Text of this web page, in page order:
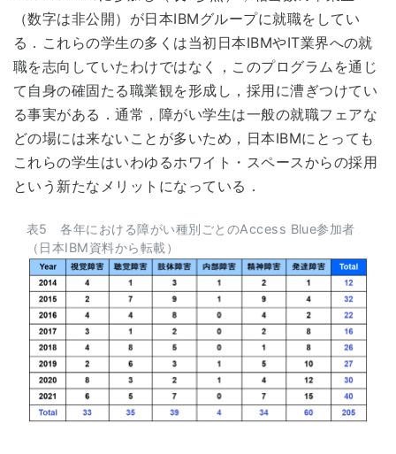
（数字は非公開）が日本IBMグループに就職をしてい
る．これらの学生の多くは当初日本IBMやIT業界への就
職を志向していたわけではなく，このプログラムを通じ
て自身の確固たる職業観を形成し，採用に漕ぎつけてい
る事実がある．通常，障がい学生は一般の就職フェアな
どの場には来ないことが多いため，日本IBMにとっても
これらの学生はいわゆるホワイト・スペースからの採用
という新たなメリットになっている．
表5 各年における障がい種別ごとのAccess Blue参加者
（日本IBM資料から転載）